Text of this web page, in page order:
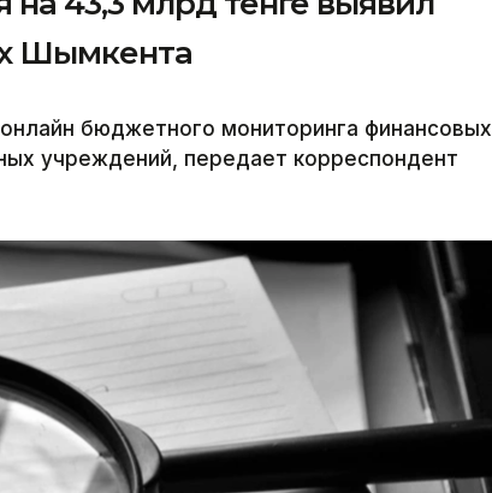
Шымкента
бюджетного мониторинга финансовых
учреждений, передает корреспондент